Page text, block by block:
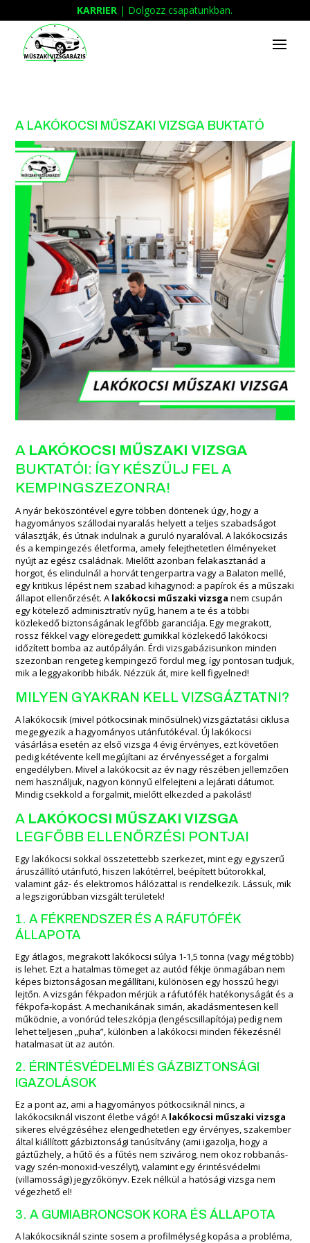
KARRIER | Dolgozz csapatunkban.
A LAKÓKOCSI MŰSZAKI VIZSGA BUKTATÓ
A LAKÓKOCSI MŰSZAKI VIZSGA
BUKTATÓI: ÍGY KÉSZÜLJ FEL A
KEMPINGSZEZONRA!
A nyár beköszöntével egyre többen döntenek úgy, hogy a
hagyományos szállodai nyaralás helyett a teljes szabadságot
választják, és útnak indulnak a guruló nyaralóval. A lakókocsizás
és a kempingezés életforma, amely felejthetetlen élményeket
nyújt az egész családnak. Mielőtt azonban felakasztanád a
horgot, és elindulnál a horvát tengerpartra vagy a Balaton mellé,
egy kritikus lépést nem szabad kihagynod: a papírok és a műszaki
állapot ellenőrzését. A lakókocsi műszaki vizsga nem csupán
egy kötelező adminisztratív nyűg, hanem a te és a többi
közlekedő biztonságának legfőbb garanciája. Egy megrakott,
rossz fékkel vagy elöregedett gumikkal közlekedő lakókocsi
időzített bomba az autópályán. Érdi vizsgabázisunkon minden
szezonban rengeteg kempingező fordul meg, így pontosan tudjuk,
mik a leggyakoribb hibák. Nézzük át, mire kell figyelned!
MILYEN GYAKRAN KELL VIZSGÁZTATNI?
A lakókocsik (mivel pótkocsinak minősülnek) vizsgáztatási ciklusa
megegyezik a hagyományos utánfutókéval. Új lakókocsi
vásárlása esetén az első vizsga 4 évig érvényes, ezt követően
pedig kétévente kell megújítani az érvényességet a forgalmi
engedélyben. Mivel a lakókocsit az év nagy részében jellemzően
nem használjuk, nagyon könnyű elfelejteni a lejárati dátumot.
Mindig csekkold a forgalmit, mielőtt elkezded a pakolást!
A LAKÓKOCSI MŰSZAKI VIZSGA
LEGFŐBB ELLENŐRZÉSI PONTJAI
Egy lakókocsi sokkal összetettebb szerkezet, mint egy egyszerű
áruszállító utánfutó, hiszen lakótérrel, beépített bútorokkal,
valamint gáz- és elektromos hálózattal is rendelkezik. Lássuk, mik
a legszigorúbban vizsgált területek!
1. A FÉKRENDSZER ÉS A RÁFUTÓFÉK
ÁLLAPOTA
Egy átlagos, megrakott lakókocsi súlya 1-1,5 tonna (vagy még több)
is lehet. Ezt a hatalmas tömeget az autód fékje önmagában nem
képes biztonságosan megállítani, különösen egy hosszú hegyi
lejtőn. A vizsgán fékpadon mérjük a ráfutófék hatékonyságát és a
fékpofa-kopást. A mechanikának simán, akadásmentesen kell
működnie, a vonórúd teleszkópja (lengéscsillapítója) pedig nem
lehet teljesen „puha”, különben a lakókocsi minden fékezésnél
hatalmasat üt az autón.
2. ÉRINTÉSVÉDELMI ÉS GÁZBIZTONSÁGI
IGAZOLÁSOK
Ez a pont az, ami a hagyományos pótkocsiknál nincs, a
lakókocsiknál viszont életbe vágó! A lakókocsi műszaki vizsga
sikeres elvégzéséhez elengedhetetlen egy érvényes, szakember
által kiállított gázbiztonsági tanúsítvány (ami igazolja, hogy a
gáztűzhely, a hűtő és a fűtés nem szivárog, nem okoz robbanás-
vagy szén-monoxid-veszélyt), valamint egy érintésvédelmi
(villamossági) jegyzőkönyv. Ezek nélkül a hatósági vizsga nem
végezhető el!
3. A GUMIABRONCSOK KORA ÉS ÁLLAPOTA
A lakókocsiknál szinte sosem a profilmélység kopása a probléma,